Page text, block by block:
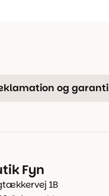
og garanti
Fyn
1B